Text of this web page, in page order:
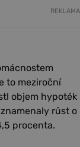
REKLAMA
to meziroční
objem hypoték
růst o
procenta.